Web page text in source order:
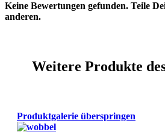
Keine Bewertungen gefunden. Teile
anderen.
Weitere Produkte
Produktgalerie überspringen